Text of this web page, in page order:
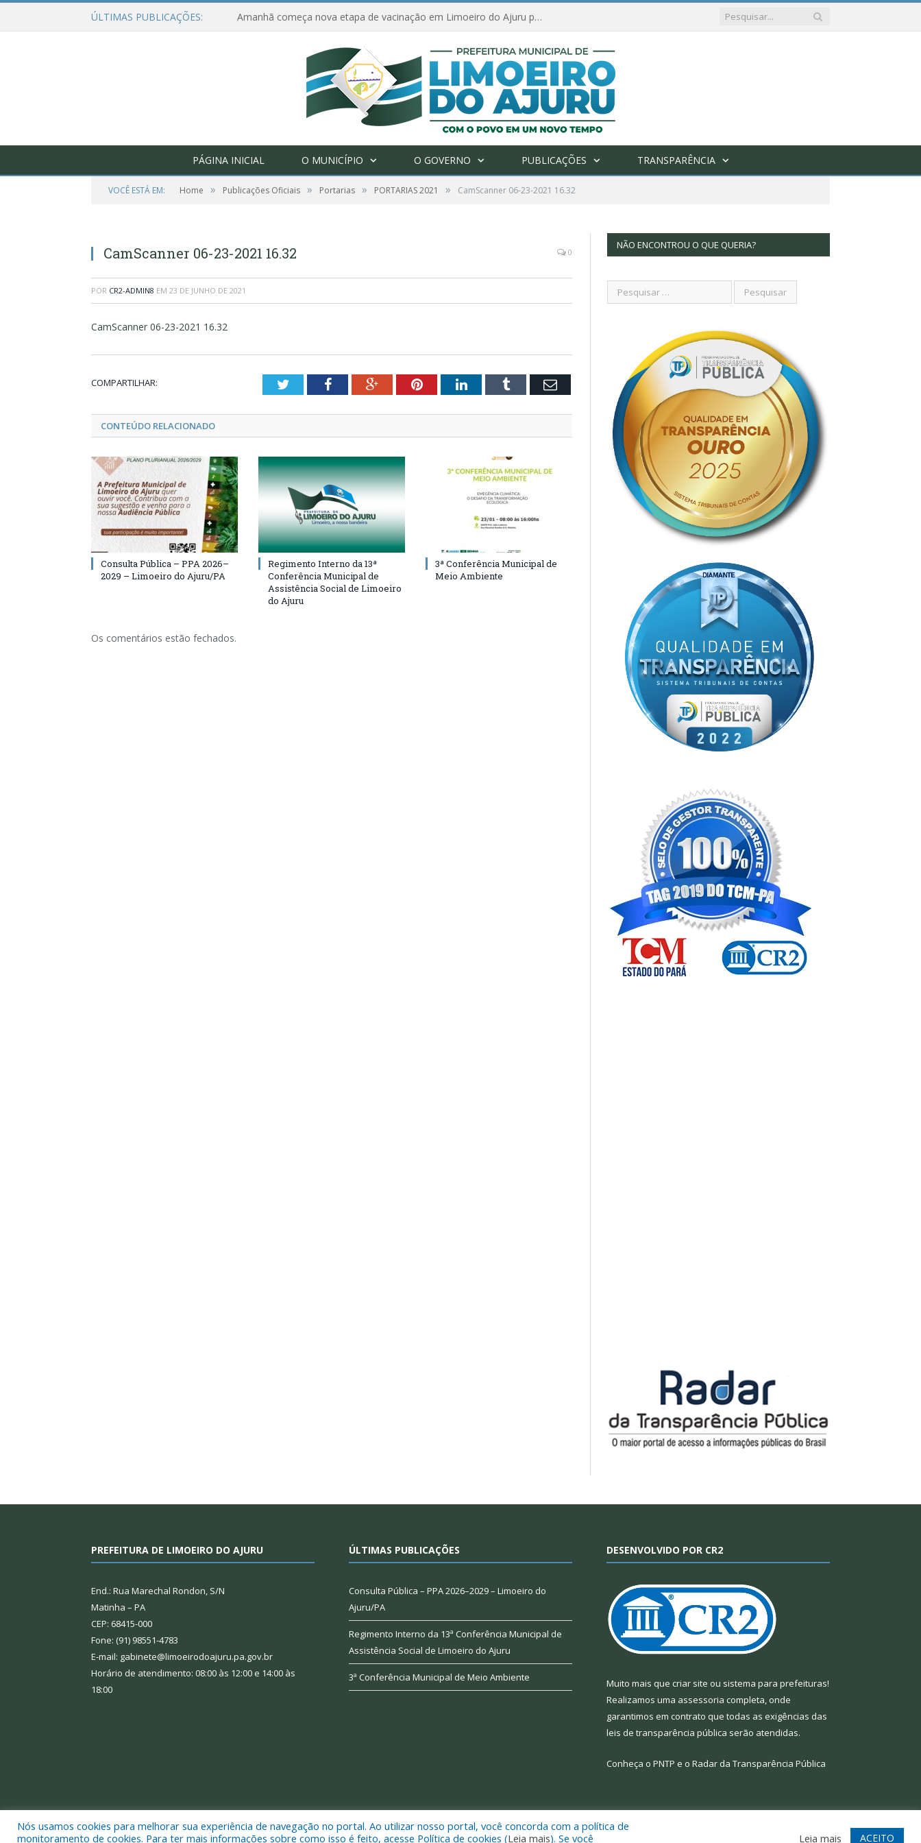
ÚLTIMAS PUBLICAÇÕES: Amanhã começa nova etapa de vacinação em Limoeiro do Ajuru para idosos com 65 ou mais
PÁGINA INICIAL O MUNICÍPIO O GOVERNO PUBLICAÇÕES TRANSPARÊNCIA
VOCÊ ESTÁ EM: Home » Publicações Oficiais » Portarias » PORTARIAS 2021 » CamScanner 06-23-2021 16.32
CamScanner 06-23-2021 16.32 0
POR CR2-ADMIN8 EM 23 DE JUNHO DE 2021
CamScanner 06-23-2021 16.32
COMPARTILHAR: TwitterFacebookGoogle+PinterestLinkedInTumblr Email
CONTEÚDO RELACIONADO
Consulta Pública – PPA 2026–
2029 – Limoeiro do Ajuru/PA
Regimento Interno da 13ª
Conferência Municipal de
Assistência Social de Limoeiro
do Ajuru
3ª Conferência Municipal de
Meio Ambiente
Os comentários estão fechados.
NÃO ENCONTROU O QUE QUERIA?
PREFEITURA DE LIMOEIRO DO AJURU
End.: Rua Marechal Rondon, S/N
Matinha – PA
CEP: 68415-000
Fone: (91) 98551-4783
E-mail: gabinete@limoeirodoajuru.pa.gov.br
Horário de atendimento: 08:00 às 12:00 e 14:00 às
18:00
ÚLTIMAS PUBLICAÇÕES
Consulta Pública – PPA 2026–2029 – Limoeiro do
Ajuru/PA
Regimento Interno da 13ª Conferência Municipal de
Assistência Social de Limoeiro do Ajuru
3ª Conferência Municipal de Meio Ambiente
DESENVOLVIDO POR CR2
Muito mais que criar site ou sistema para prefeituras!
Realizamos uma assessoria completa, onde
garantimos em contrato que todas as exigências das
leis de transparência pública serão atendidas.
Conheça o PNTP e o Radar da Transparência Pública
Todos os direitos reservados a Prefeitura Municipal de Limoeiro do Ajuru. Mapa do Site Acessar Webmail
Nós usamos cookies para melhorar sua experiência de navegação no portal. Ao utilizar nosso portal, você concorda com a política de
monitoramento de cookies. Para ter mais informações sobre como isso é feito, acesse Política de cookies (Leia mais). Se você Leia mais ACEITO